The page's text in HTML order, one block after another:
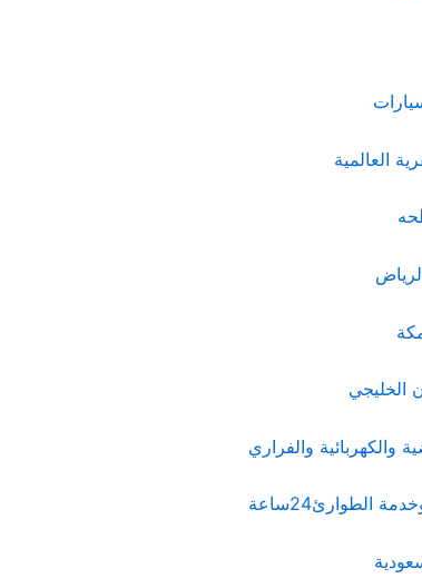
العالمية
الخليجي
والكهربائية والفراري
الطوارئ24ساعة